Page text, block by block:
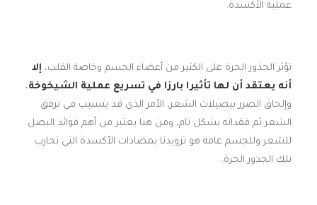
عملية الأكسدة.
تؤثر الجذور الحرة على الكثير من أعضاء الجسم وخاصة القلب، إلا
أنه يعتقد أن لها تأثيرا بارزا في تسريع عملية الشيخوخة،
وإلحاق الضرر ببصيلات الشعر، الأمر الذي قد يتسبب في ترقق
الشعر ثم فقدانه بشكل تام، ومن هنا يعتبر من أهم فوائد البصل
للشعر وللجسم عامة هو تزويدنا بمضادات الأكسدة التي تحارب
تلك الجذور الحرة.